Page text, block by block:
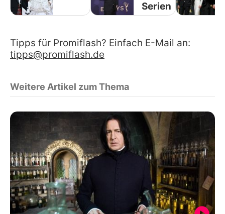
Serien
Tipps für Promiflash? Einfach E-Mail an:
tipps@promiflash.de
Weitere Artikel zum Thema